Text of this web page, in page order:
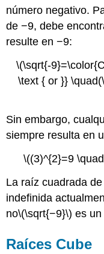
número negativo.
de −9, debe
resulte en −9:
\(\sqrt{-
\text { or }}
Sin embargo,
siempre resulta en
\((3)^{2}=9
La raíz cuadrada
indefinida
no\(\sqrt{−9}\) es un
Raíces Cube